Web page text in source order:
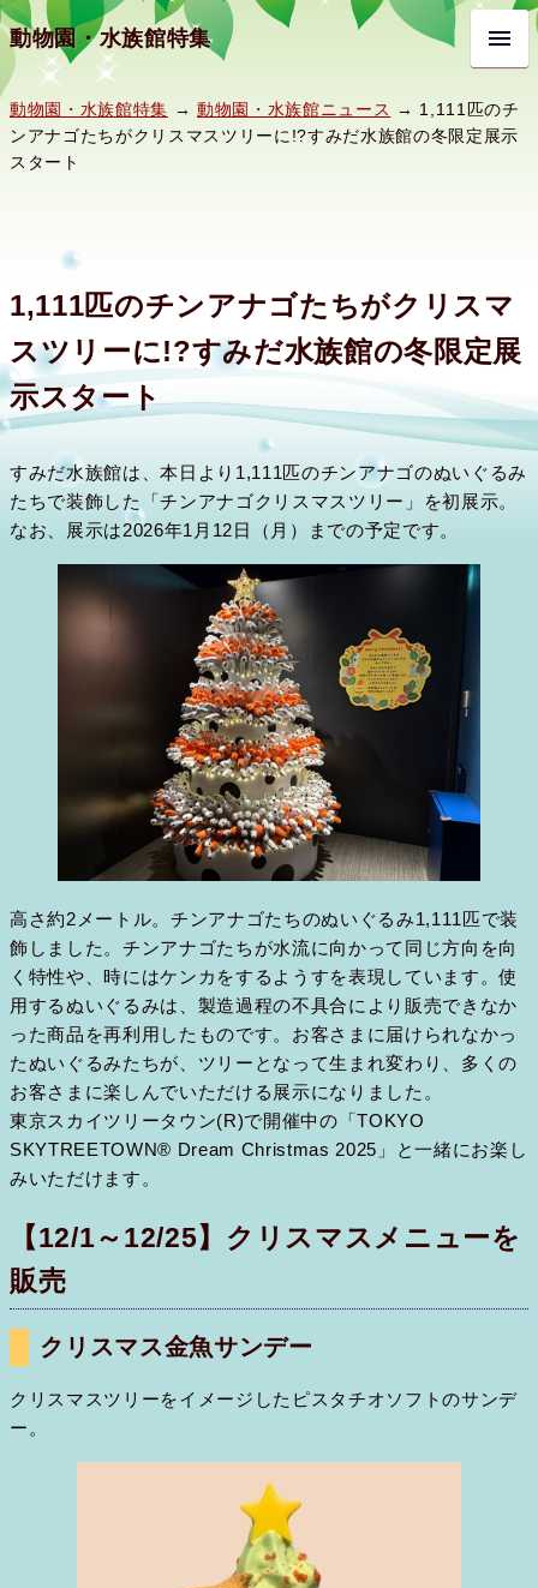
動物園・水族館特集
動物園・水族館特集 → 動物園・水族館ニュース → 1,111匹のチ
ンアナゴたちがクリスマスツリーに!?すみだ水族館の冬限定展示
スタート
1,111匹のチンアナゴたちがクリスマ
スツリーに!?すみだ水族館の冬限定展
示スタート
すみだ水族館は、本日より1,111匹のチンアナゴのぬいぐるみ
たちで装飾した「チンアナゴクリスマスツリー」を初展示。
なお、展示は2026年1月12日（月）までの予定です。
高さ約2メートル。チンアナゴたちのぬいぐるみ1,111匹で装
飾しました。チンアナゴたちが水流に向かって同じ方向を向
く特性や、時にはケンカをするようすを表現しています。使
用するぬいぐるみは、製造過程の不具合により販売できなか
った商品を再利用したものです。お客さまに届けられなかっ
たぬいぐるみたちが、ツリーとなって生まれ変わり、多くの
お客さまに楽しんでいただける展示になりました。
東京スカイツリータウン(R)で開催中の「TOKYO
SKYTREETOWN® Dream Christmas 2025」と一緒にお楽し
みいただけます。
【12/1～12/25】クリスマスメニューを
販売
クリスマス金魚サンデー
クリスマスツリーをイメージしたピスタチオソフトのサンデ
ー。